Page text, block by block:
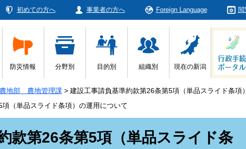
初めての方へ 事業者の方へ Foreign Language 閲
防災情報 分野別 目的別 組織別 現在の新潟
農地部 農地管理課 > 建設工事請負基準約款第26条第5項（単品スライド条項
（単品スライド条項）の運用について
款第26条第5項（単品スライド条